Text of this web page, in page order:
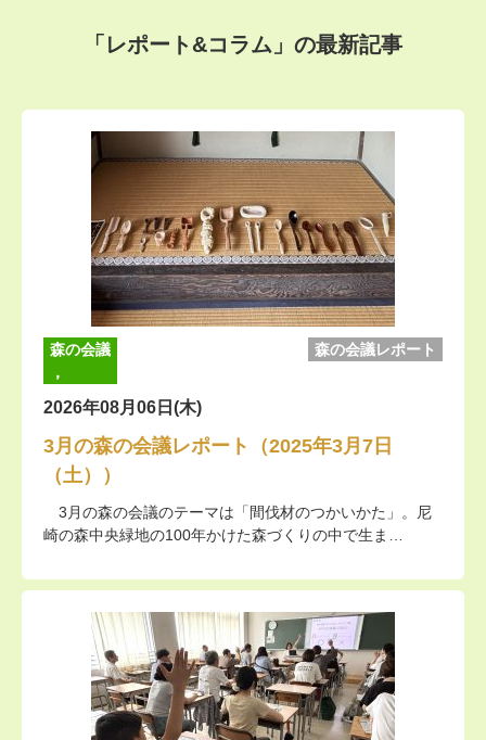
「レポート&コラム」の最新記事
森の会議
，
森の会議レポート
2026年08月06日(木)
3月の森の会議レポート（2025年3月7日
（土））
3月の森の会議のテーマは「間伐材のつかいかた」。尼
崎の森中央緑地の100年かけた森づくりの中で生ま…